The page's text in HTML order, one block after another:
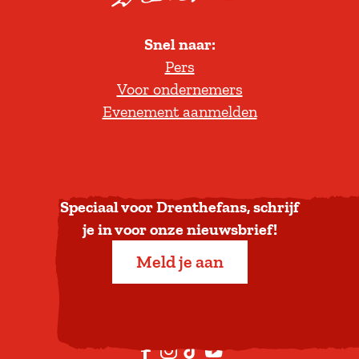
l
t
e
r
a
a
b
Snel naar:
Pers
Voor ondernemers
Evenement aanmelden
Speciaal voor Drenthefans, schrijf
je in voor onze nieuwsbrief!
Meld je aan